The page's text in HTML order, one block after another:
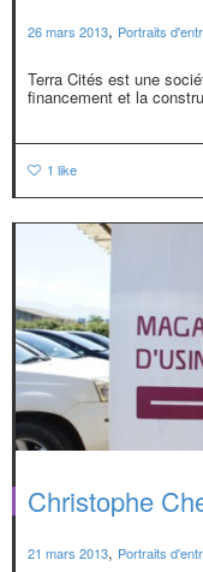
26 mars 2013, Portraits
Terra Cités est une
financement et la
1 like
Christophe
21 mars 2013, Portraits